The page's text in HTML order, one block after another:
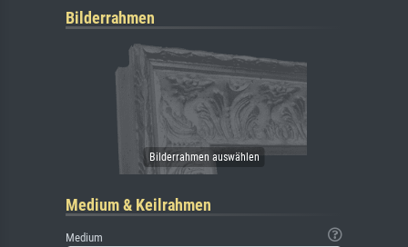
Bilderrahmen
Medium & Keilrahmen
Medium